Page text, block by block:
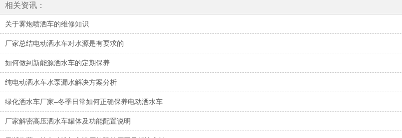
相关资讯：
关于雾炮喷洒车的维修知识
厂家总结电动洒水车对水源是有要求的
如何做到新能源洒水车的定期保养
纯电动洒水车水泵漏水解决方案分析
绿化洒水车厂家–冬季日常如何正确保养电动洒水车
厂家解密高压洒水车罐体及功能配置说明